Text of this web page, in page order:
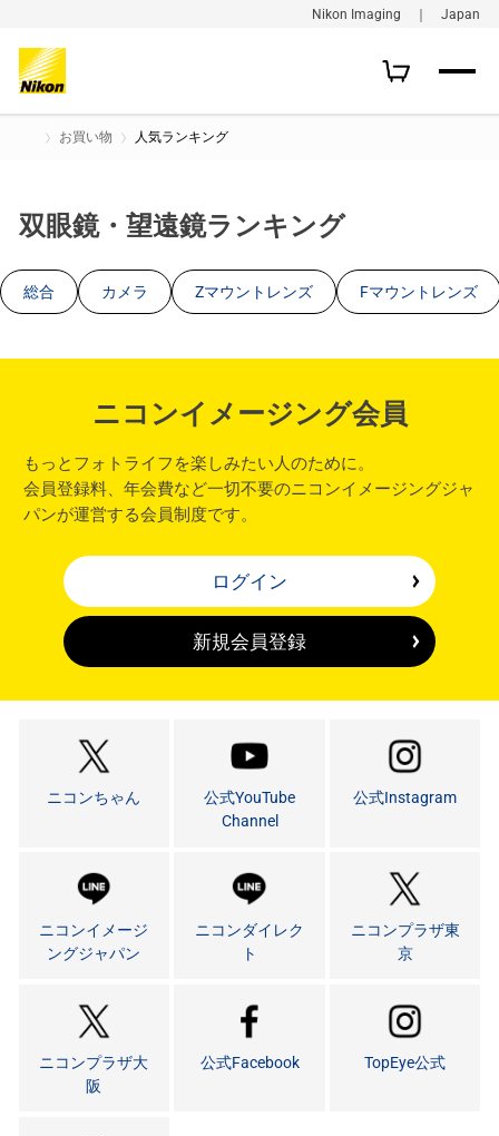
Nikon Imaging ｜ Japan
お買い物 人気ランキング
双眼鏡・望遠鏡ランキング
総合 カメラ Zマウントレンズ Fマウントレンズ
ニコンイメージング会員
もっとフォトライフを楽しみたい人のために。
会員登録料、年会費など一切不要のニコンイメージングジャ
パンが運営する会員制度です。
ログイン
新規会員登録
ニコンちゃん
公式YouTube
Channel
公式Instagram
ニコンイメージ
ングジャパン
ニコンダイレク
ト
ニコンプラザ東
京
ニコンプラザ大
阪
公式Facebook TopEye公式